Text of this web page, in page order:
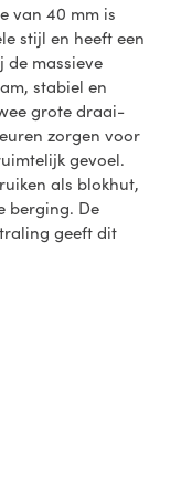
van 40 mm is
stijl en heeft een
de massieve
stabiel en
grote draai-
zorgen voor
gevoel.
als blokhut,
berging. De
geeft dit